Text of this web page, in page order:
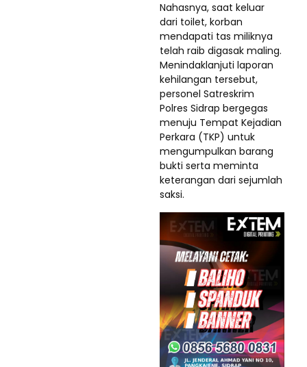
Nahasnya, saat keluar
dari toilet, korban
mendapati tas miliknya
telah raib digasak maling.
Menindaklanjuti laporan
kehilangan tersebut,
personel Satreskrim
Polres Sidrap bergegas
menuju Tempat Kejadian
Perkara (TKP) untuk
mengumpulkan barang
bukti serta meminta
keterangan dari sejumlah
saksi.